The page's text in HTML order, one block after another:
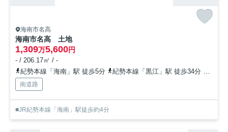
海南市名高
海南市名高 土地
1,309万5,600円
- / 206.17㎡ / -
紀勢本線「海南」駅 徒歩5分
紀勢本線「黒江」駅 徒歩34分
南道路
■JR紀勢本線「海南」駅徒歩約4分